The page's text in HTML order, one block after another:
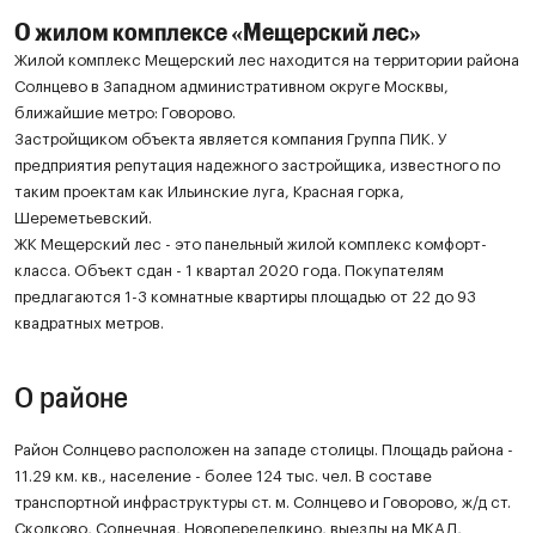
О жилом комплексе «Мещерский лес»
Жилой комплекс Мещерский лес находится на территории района
Солнцево в Западном административном округе Москвы,
ближайшие метро: Говорово.
Застройщиком объекта является компания Группа ПИК. У
предприятия репутация надежного застройщика, известного по
таким проектам как Ильинские луга, Красная горка,
Шереметьевский.
ЖК Мещерский лес - это панельный жилой комплекс комфорт-
класса. Объект сдан - 1 квартал 2020 года. Покупателям
предлагаются 1-3 комнатные квартиры площадью от 22 до 93
квадратных метров.
О районе
Район Солнцево расположен на западе столицы. Площадь района -
11.29 км. кв., население - более 124 тыс. чел. В составе
транспортной инфраструктуры ст. м. Солнцево и Говорово, ж/д ст.
Сколково, Солнечная, Новопеределкино, выезды на МКАД,